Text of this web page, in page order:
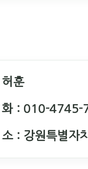
훈
화 : 010-4745-
: 강원특별자